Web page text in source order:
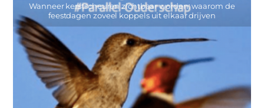
Wanneer kerstscheuren zichtbaar worden: waarom de
feestdagen zoveel koppels uit elkaar drijven